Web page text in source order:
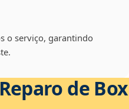
o serviço, garantindo
de Box